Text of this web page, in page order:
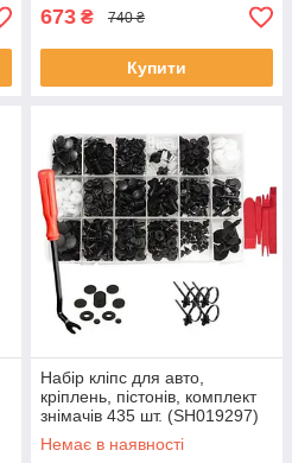
673 ₴ 740 ₴
Купити
Набір кліпс для авто,
кріплень, пістонів, комплект
знімачів 435 шт. (SH019297)
Немає в наявності